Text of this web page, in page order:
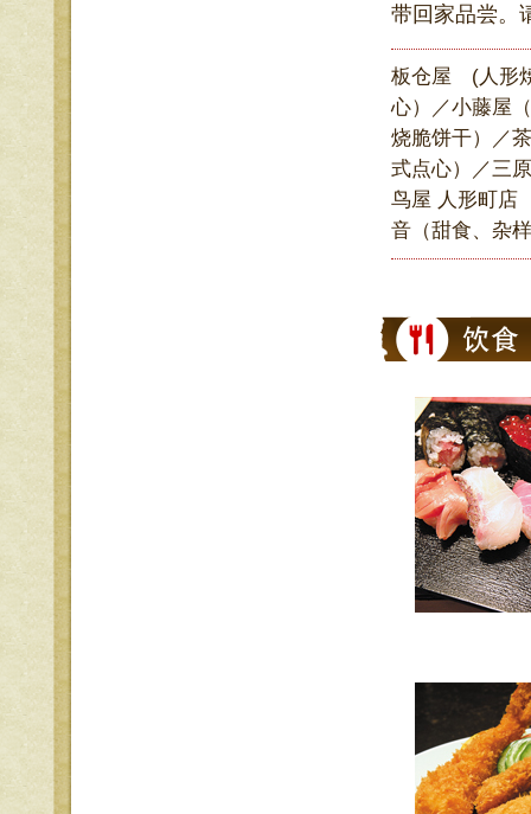
带回家品尝。
板仓屋 (人形
心）／小藤屋
烧脆饼干）／
式点心）／三
鸟屋 人形町店
音（甜食、杂